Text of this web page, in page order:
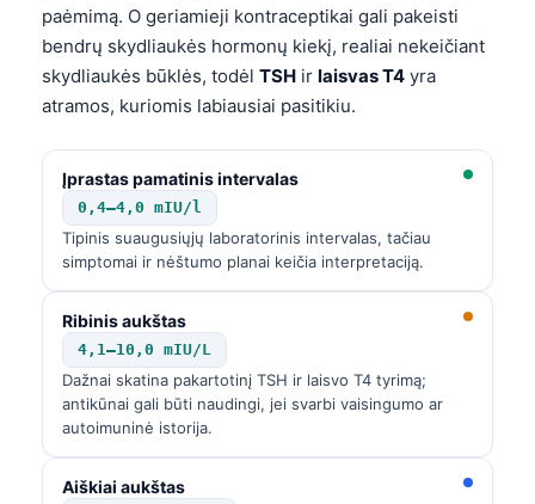
paėmimą. O geriamieji kontraceptikai gali pakeisti
bendrų skydliaukės hormonų kiekį, realiai nekeičiant
skydliaukės būklės, todėl TSH ir laisvas T4 yra
atramos, kuriomis labiausiai pasitikiu.
Įprastas pamatinis intervalas
0,4–4,0 mIU/l
Tipinis suaugusiųjų laboratorinis intervalas, tačiau
simptomai ir nėštumo planai keičia interpretaciją.
Ribinis aukštas
4,1–10,0 mIU/L
Dažnai skatina pakartotinį TSH ir laisvo T4 tyrimą;
antikūnai gali būti naudingi, jei svarbi vaisingumo ar
autoimuninė istorija.
Aiškiai aukštas
O‘zbekcha
Қазақ тілі
Suomi
Hrvatski
Slovenčina
پښتو
سنڌي
অসমীয়া
Galego
Latviešu valoda